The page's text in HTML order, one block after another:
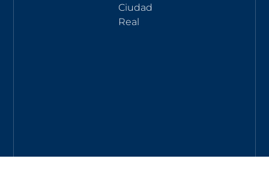
Ciudad
Real